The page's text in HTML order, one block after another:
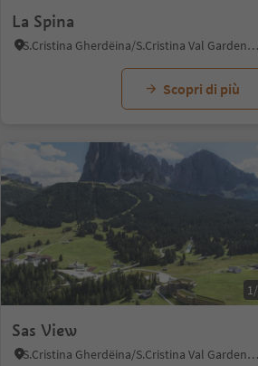
La Spina
S.Cristina Gherdëina/S.Cristina Val Gardena, Santa Cristina Val Gardena, Regione dolomitica Val Gardena
Scopri di più
Sas View
S.Cristina Gherdëina/S.Cristina Val Gardena, Santa Cristina Val Gardena, Regione dolomitica Val Gardena